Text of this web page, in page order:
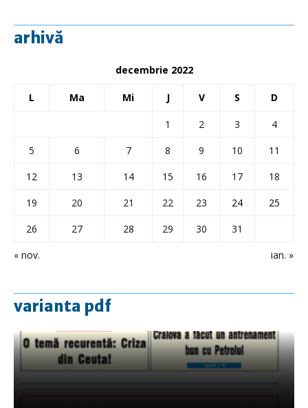
arhivă
decembrie 2022
L Ma Mi J V S D
« nov. ian. »
1 2 3
4
5
6 7 8 9 10
11
12
13 14 15 16 17
18
19
20 21 22 23 24
25
26
27 28 29 30 31
varianta pdf